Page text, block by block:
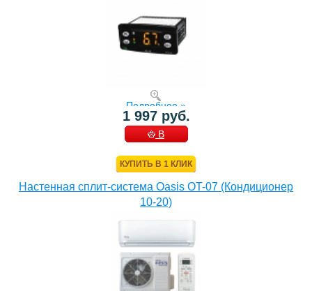
Подробнее »
1 997 руб.
В
КУПИТЬ В 1 КЛИК
Настенная сплит-система Oasis OT-07 (Кондиционер
10-20)